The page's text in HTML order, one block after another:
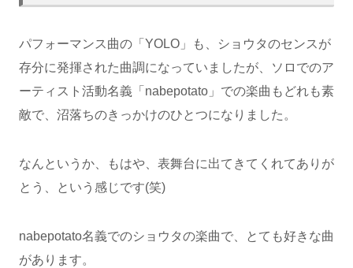
パフォーマンス曲の「YOLO」も、ショウタのセンスが
存分に発揮された曲調になっていましたが、ソロでのア
ーティスト活動名義「nabepotato」での楽曲もどれも素
敵で、沼落ちのきっかけのひとつになりました。
なんというか、もはや、表舞台に出てきてくれてありが
とう、という感じです(笑)
nabepotato名義でのショウタの楽曲で、とても好きな曲
があります。